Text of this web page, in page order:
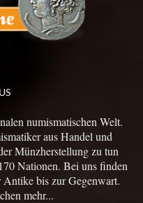
numismatischen Welt.
aus Handel und
Münzherstellung zu tun
Nationen. Bei uns finden
bis zur Gegenwart.
mehr...